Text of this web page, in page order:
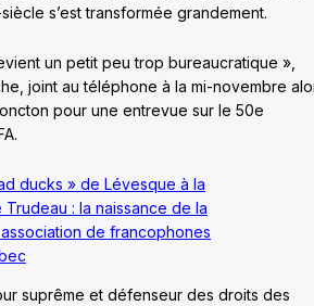
s’est transformée grandement.
un petit peu trop bureaucratique »,
joint au téléphone à la mi-novembre
pour une entrevue sur le 50e
ducks » de Lévesque à la
: la naissance de la
de francophones
suprême et défenseur des droits des